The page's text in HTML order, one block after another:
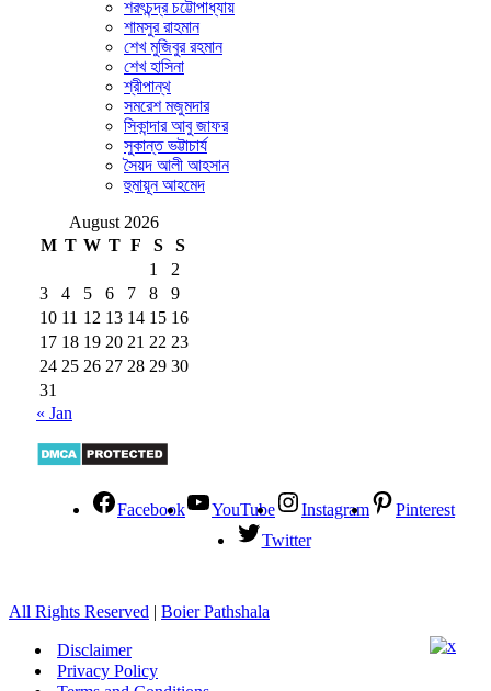
শরৎচন্দ্র চট্টোপাধ্যায়
শামসুর রাহমান
শেখ মুজিবুর রহমান
শেখ হাসিনা
শ্রীপান্থ
সমরেশ মজুমদার
সিকান্দার আবু জাফর
সুকান্ত ভট্টাচার্য
সৈয়দ আলী আহসান
হুমায়ূন আহমেদ
August 2026
M T W T F S
S
1
2
3
4 5 6 7 8
9
10 11 12 13 14 15 16
17 18 19 20 21 22 23
24 25 26 27 28 29 30
31
« Jan
Facebook YouTube Instagram
Pinterest
Twitter
All Rights Reserved | Boier Pathshala
Disclaimer
Privacy Policy